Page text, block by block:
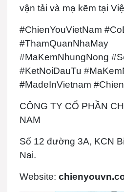
vận tải và mạ kẽm tại
#ChienYouVietNam
#ThamQuanNhaMay
#MaKemNhungNong
#KetNoiDauTu
#MadeInVietnam
CÔNG TY CỔ PHẦN
NAM
Số 12 đường 3A, KCN
Nai.
Website: